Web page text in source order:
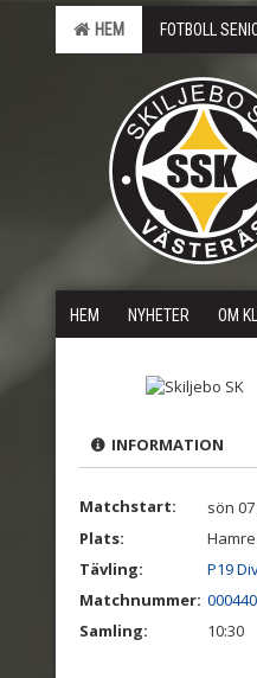
HEM FOTBOLL
HEM NYHETER OM
INFORMATION
Matchstart:
sön
Plats:
Tävling:
P19
Matchnummer:
Samling:
10:30